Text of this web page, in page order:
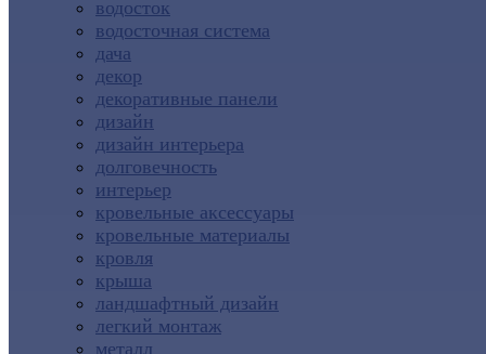
водосток
водосточная система
дача
декор
декоративные панели
дизайн
дизайн интерьера
долговечность
интерьер
кровельные аксессуары
кровельные материалы
кровля
крыша
ландшафтный дизайн
легкий монтаж
металл